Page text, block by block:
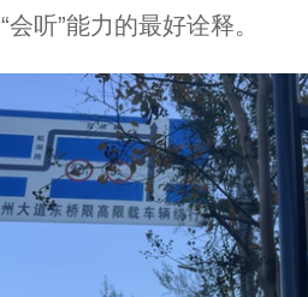
听”能力的最好诠释。